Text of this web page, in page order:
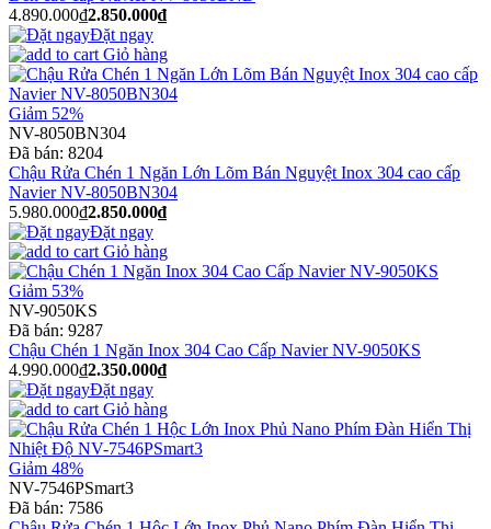
4.890.000₫2.850.000₫
Đặt ngay
Giỏ hàng
Giảm 52%
NV-8050BN304
Đã bán: 8204
Chậu Rửa Chén 1 Ngăn Lớn Lõm Bán Nguyệt Inox 304 cao cấp
Navier NV-8050BN304
5.980.000₫2.850.000₫
Đặt ngay
Giỏ hàng
Giảm 53%
NV-9050KS
Đã bán: 9287
Chậu Chén 1 Ngăn Inox 304 Cao Cấp Navier NV-9050KS
4.990.000₫2.350.000₫
Đặt ngay
Giỏ hàng
Giảm 48%
NV-7546PSmart3
Đã bán: 7586